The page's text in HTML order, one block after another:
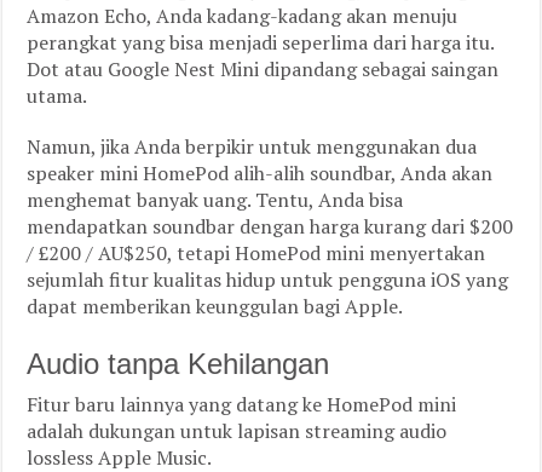
Amazon Echo, Anda kadang-kadang akan menuju
perangkat yang bisa menjadi seperlima dari harga itu.
Dot atau Google Nest Mini dipandang sebagai saingan
utama.
Namun, jika Anda berpikir untuk menggunakan dua
speaker mini HomePod alih-alih soundbar, Anda akan
menghemat banyak uang. Tentu, Anda bisa
mendapatkan soundbar dengan harga kurang dari $200
/ £200 / AU$250, tetapi HomePod mini menyertakan
sejumlah fitur kualitas hidup untuk pengguna iOS yang
dapat memberikan keunggulan bagi Apple.
Audio tanpa Kehilangan
Fitur baru lainnya yang datang ke HomePod mini
adalah dukungan untuk lapisan streaming audio
lossless Apple Music.